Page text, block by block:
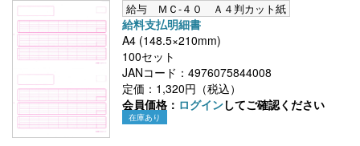
給与 ＭＣ-４０ Ａ４判カット紙
給料支払明細書
A4 (148.5×210mm)
100セット
JANコード：4976075844008
定価：1,320円（税込）
会員価格： ログインしてご確認ください
在庫あり